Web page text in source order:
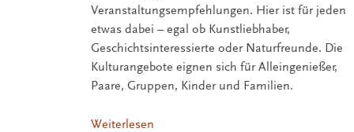
Veranstaltungsempfehlungen. Hier ist für jeden
etwas dabei – egal ob Kunstliebhaber,
Geschichtsinteressierte oder Naturfreunde. Die
Kulturangebote eignen sich für Alleingenießer,
Paare, Gruppen, Kinder und Familien.
Weiterlesen